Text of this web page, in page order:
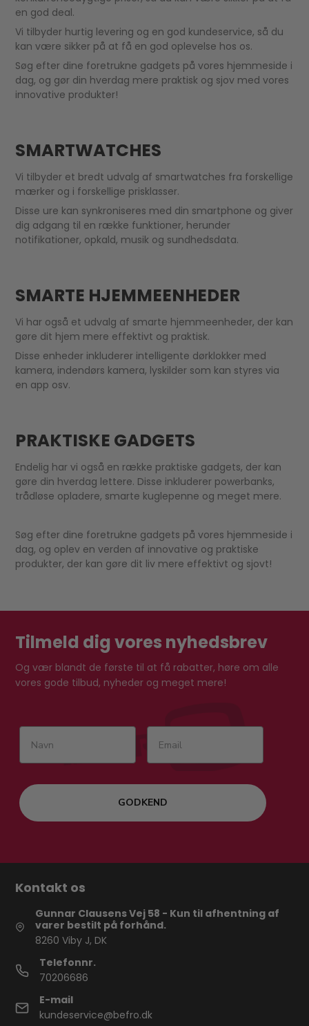
en god deal.
Vi tilbyder hurtig levering og en god kundeservice, så du
kan være sikker på at få en god oplevelse hos os.
Søg efter dine foretrukne gadgets på vores hjemmeside i
dag, og gør din hverdag mere praktisk og sjov med vores
innovative produkter!
SMARTWATCHES
Vi tilbyder et bredt udvalg af smartwatches fra forskellige
mærker og i forskellige prisklasser.
Disse ure kan synkroniseres med din smartphone og giver
dig adgang til en række funktioner, herunder
notifikationer, opkald, musik og sundhedsdata.
SMARTE HJEMMEENHEDER
Vi har også et udvalg af smarte hjemmeenheder, der kan
gøre dit hjem mere effektivt og praktisk.
Disse enheder inkluderer intelligente dørklokker med
kamera, indendørs kamera, lyskilder som kan styres via
en app osv.
PRAKTISKE GADGETS
Endelig har vi også en række praktiske gadgets, der kan
gøre din hverdag lettere. Disse inkluderer powerbanks,
trådløse opladere, smarte kuglepenne og meget mere.
Søg efter dine foretrukne gadgets på vores hjemmeside i
dag, og oplev en verden af innovative og praktiske
produkter, der kan gøre dit liv mere effektivt og sjovt!
Tilmeld dig vores nyhedsbrev
Og vær blandt de første til at få rabatter, høre om alle
vores gode tilbud, nyheder og meget mere!
GODKEND
Kontakt os
Gunnar Clausens Vej 58 - Kun til afhentning af
varer bestilt på forhånd.
8260 Viby J, DK
Telefonnr.
70206686
E-mail
kundeservice@befro.dk